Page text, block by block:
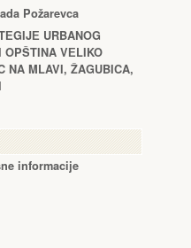
Požarevca
URBANOG
OPŠTINA VЕLIKO
NA MLAVI, ŽAGUBICA,
informacije